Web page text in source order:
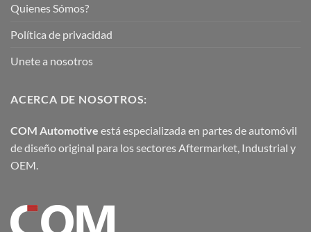
Quienes Sómos?
Política de privacidad
Unete a nosotros
ACERCA DE NOSOTROS:
COM Automotive está especializada en partes de automóvil
de diseño original para los sectores Aftermarket, Industrial y
OEM.